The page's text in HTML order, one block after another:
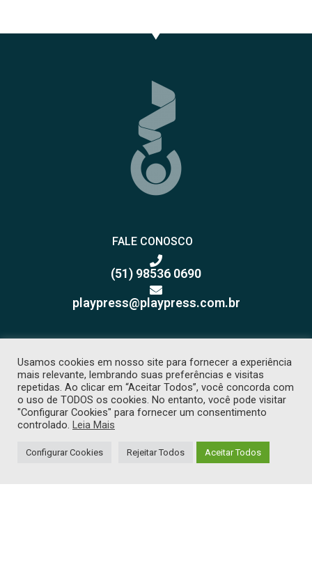
FALE CONOSCO
(51) 98536 0690
playpress@playpress.com.br
Receba nossos releases e
sugestões de pauta
Usamos cookies em nosso site para fornecer a experiência
mais relevante, lembrando suas preferências e visitas
repetidas. Ao clicar em “Aceitar Todos”, você concorda com
o uso de TODOS os cookies. No entanto, você pode visitar
"Configurar Cookies" para fornecer um consentimento
controlado. Leia Mais
Configurar Cookies Rejeitar Todos Aceitar Todos